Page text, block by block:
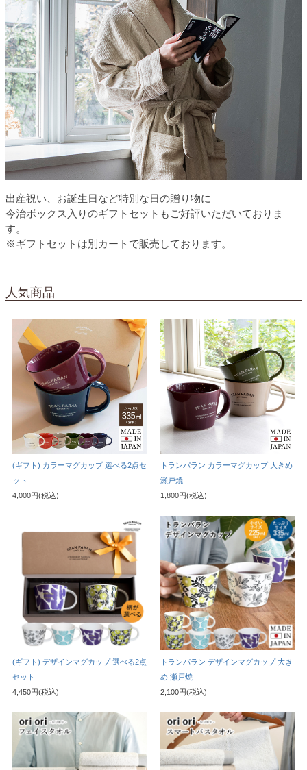
出産祝い、お誕生日など特別な日の贈り物に
今治ボックス入りのギフトセットもご好評いただいておりま
す。
※ギフトセットは別カートで販売しております。
人気商品
(ギフト) カラーマグカップ 選べる2点セ
ット
4,000円(税込)
トランパラン カラーマグカップ 大きめ
瀬戸焼
1,800円(税込)
(ギフト) デザインマグカップ 選べる2点
セット
4,450円(税込)
トランパラン デザインマグカップ 大き
め 瀬戸焼
2,100円(税込)